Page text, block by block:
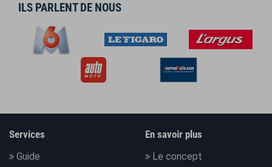
ILS PARLENT DE NOUS
Services
Guide
En savoir plus
Le concept